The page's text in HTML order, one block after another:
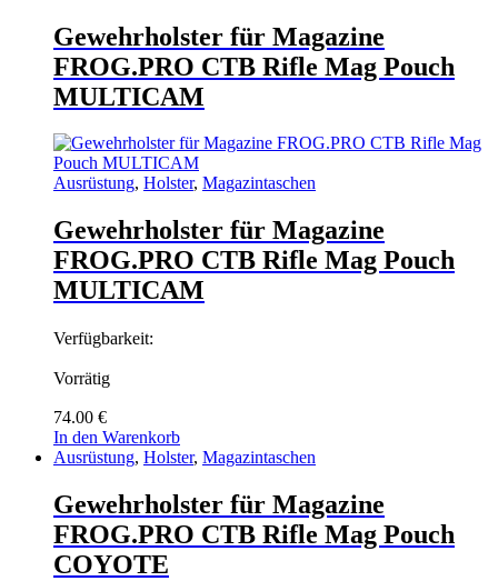
Gewehrholster für Magazine
FROG.PRO CTB Rifle Mag Pouch
MULTICAM
Ausrüstung, Holster, Magazintaschen
Gewehrholster für Magazine
FROG.PRO CTB Rifle Mag Pouch
MULTICAM
Verfügbarkeit:
Vorrätig
74.00 €
In den Warenkorb
Ausrüstung, Holster, Magazintaschen
Gewehrholster für Magazine
FROG.PRO CTB Rifle Mag Pouch
COYOTE